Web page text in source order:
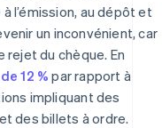
l’émission, au dépôt et
un inconvénient, car
rejet du chèque. En
12 % par rapport à
impliquant des
des billets à ordre.